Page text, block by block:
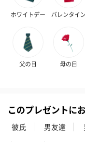
ホワイトデー バレンタイン
父の日 母の日
このプレゼントに
彼氏 男友達